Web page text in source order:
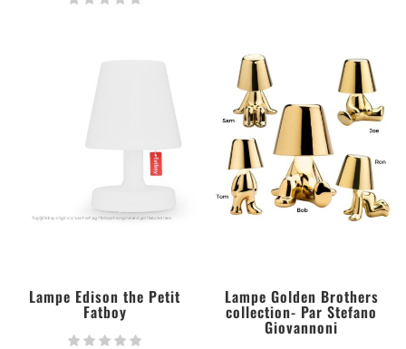
Lampe Edison the Petit
Fatboy
Lampe Golden Brothers
collection- Par Stefano
Giovannoni